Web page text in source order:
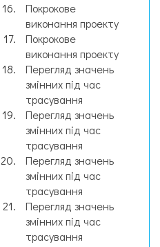
Покрокове
виконання проекту
Покрокове
виконання проекту
Перегляд значень
змінних під час
трасування
Перегляд значень
змінних під час
трасування
Перегляд значень
змінних під час
трасування
Перегляд значень
змінних під час
трасування